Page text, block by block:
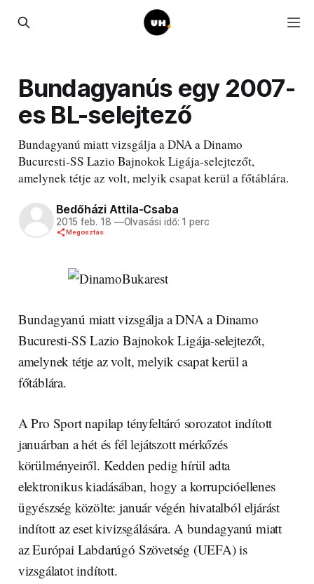
Bundagyanús egy 2007-
es BL-selejtező
Bundagyanú miatt vizsgálja a DNA a Dinamo
Bucuresti-SS Lazio Bajnokok Ligája-selejtezőt,
amelynek tétje az volt, melyik csapat kerül a főtáblára.
Bedőházi Attila-Csaba
2015 feb. 18 —Olvasási idő: 1 perc
Megosztás
Bundagyanú miatt vizsgálja a DNA a Dinamo
Bucuresti-SS Lazio Bajnokok Ligája-selejtezőt,
amelynek tétje az volt, melyik csapat kerül a
főtáblára.
A Pro Sport napilap tényfeltáró sorozatot indított
januárban a hét és fél lejátszott mérkőzés
körülményeiről. Kedden pedig hírül adta
elektronikus kiadásában, hogy a korrupcióellenes
ügyészség közölte: január végén hivatalból eljárást
indított az eset kivizsgálására. A bundagyanú miatt
az Európai Labdarúgó Szövetség (UEFA) is
vizsgálatot indított.